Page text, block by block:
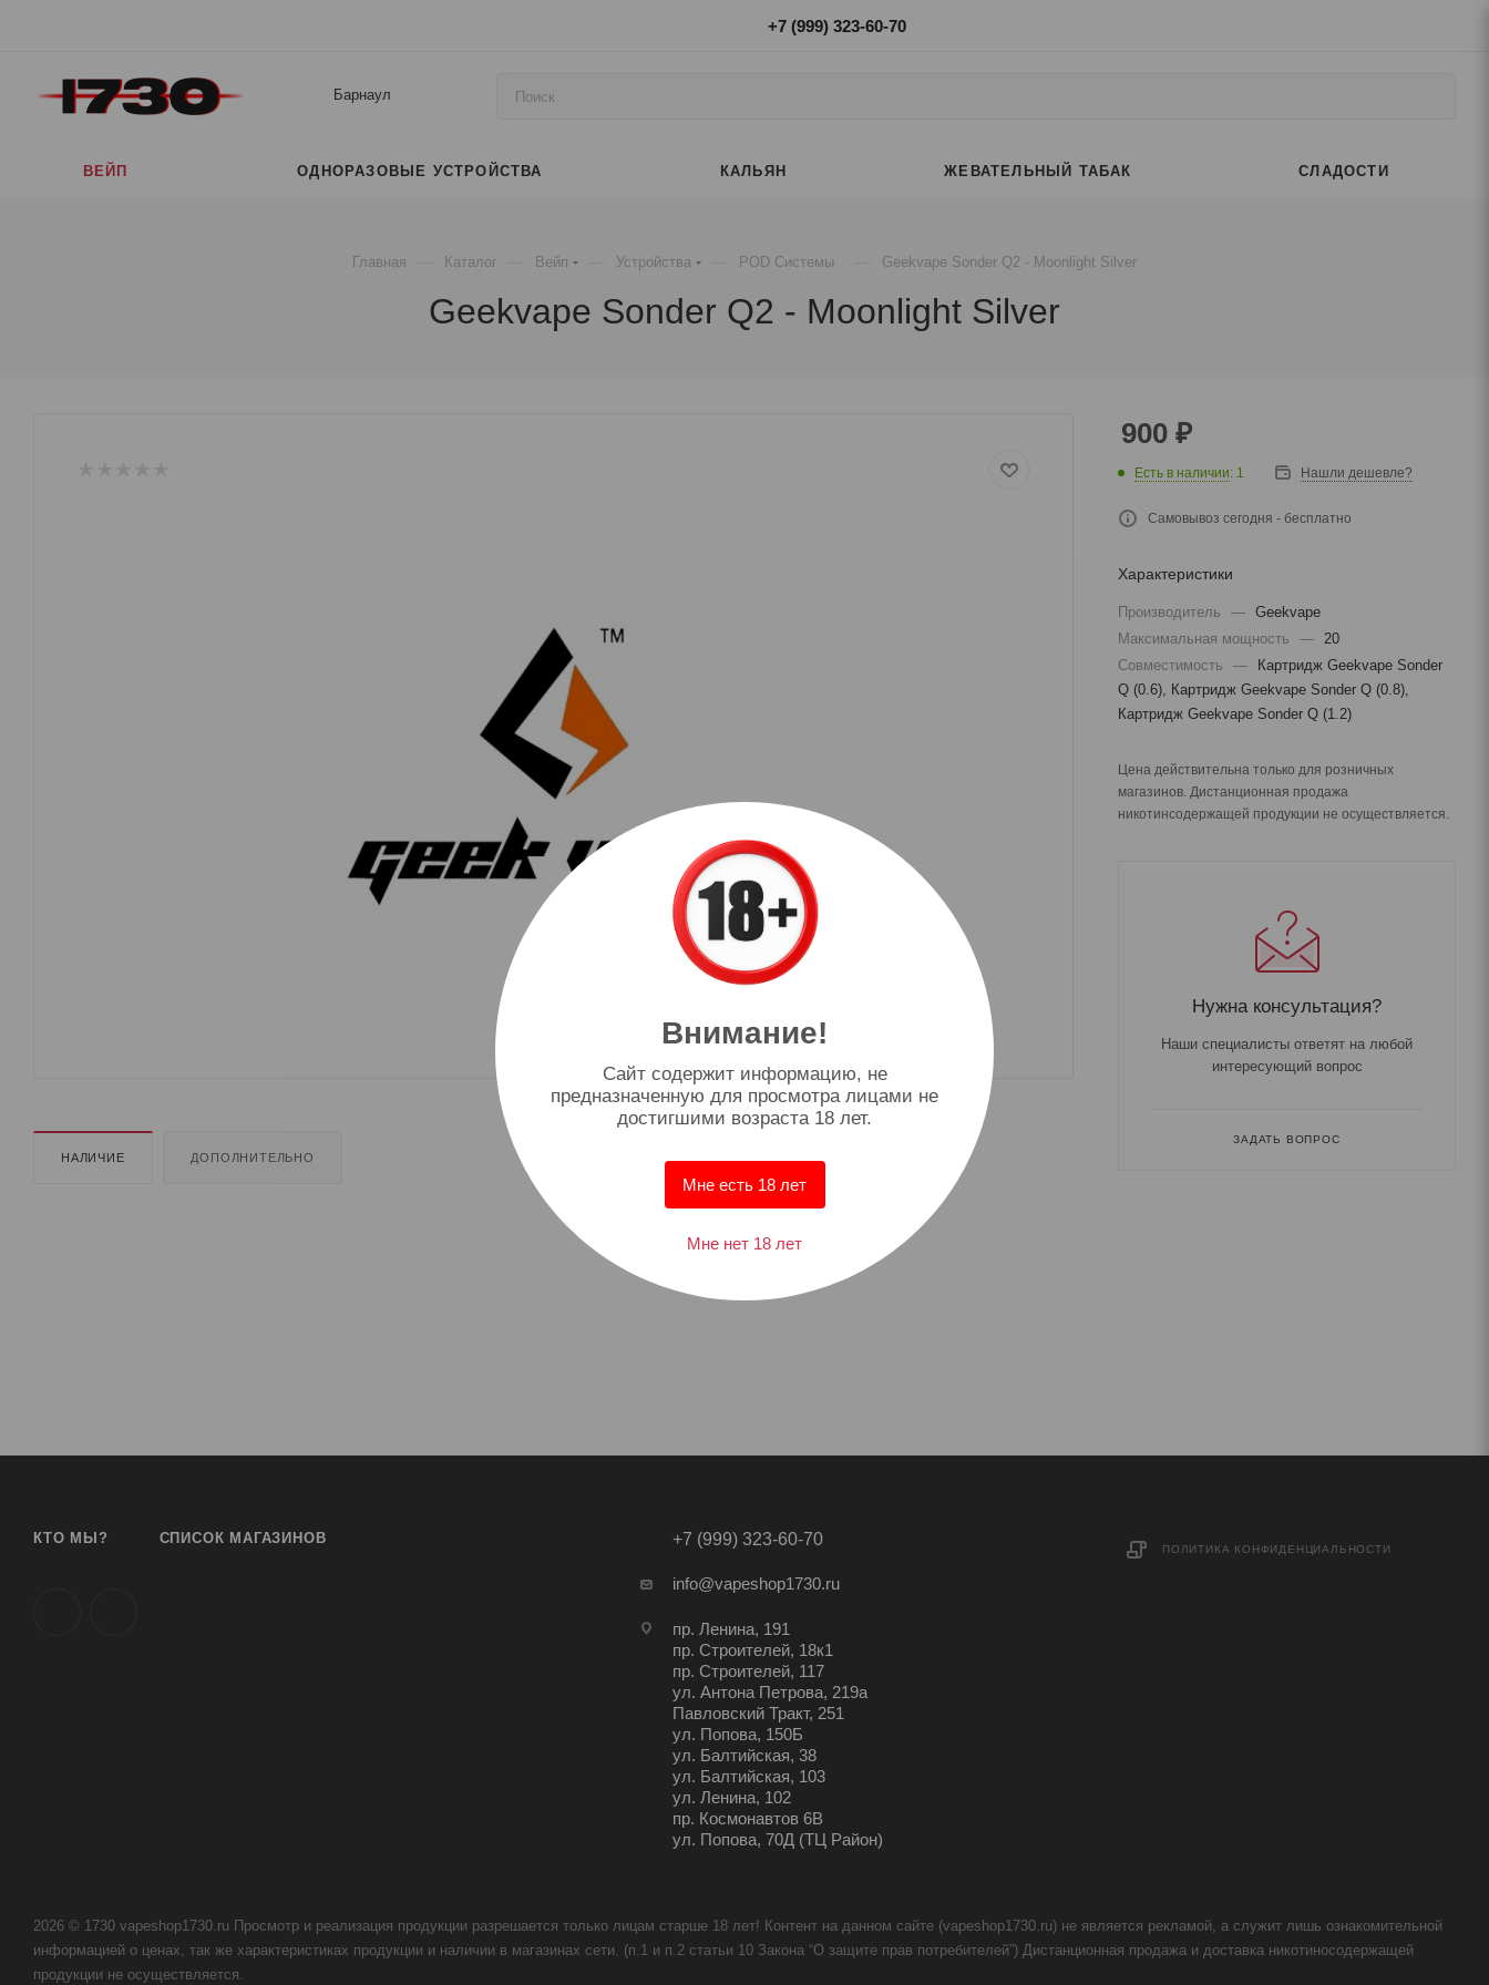
+7 (999) 323-60-70
Барнаул
ВЕЙП ОДНОРАЗОВЫЕ УСТРОЙСТВА КАЛЬЯН ЖЕВАТЕЛЬНЫЙ ТАБАК СЛАДОСТИ
Главная Каталог Вейп Устройства POD Системы Geekvape Sonder Q2 - Moonlight Silver
Geekvape Sonder Q2 - Moonlight Silver
НАЛИЧИЕ ДОПОЛНИТЕЛЬНО
900 ₽
Есть в наличии: 1 Нашли дешевле?
Самовывоз сегодня - бесплатно
Характеристики
Производитель — Geekvape
Максимальная мощность
— 20
Совместимость
—
Картридж Geekvape Sonder
Q (0.6), Картридж Geekvape Sonder Q (0.8),
Картридж Geekvape Sonder Q (1.2)
Цена действительна только для розничных
магазинов. Дистанционная продажа
никотинсодержащей продукции не осуществляется.
Нужна консультация?
Наши специалисты ответят на любой
интересующий вопрос
ЗАДАТЬ ВОПРОС
КТО МЫ? СПИСОК МАГАЗИНОВ +7 (999) 323-60-70
info@vapeshop1730.ru
пр. Ленина, 191
пр. Строителей, 18к1
пр. Строителей, 117
ул. Антона Петрова, 219а
Павловский Тракт, 251
ул. Попова, 150Б
ул. Балтийская, 38
ул. Балтийская, 103
ул. Ленина, 102
пр. Космонавтов 6В
ул. Попова, 70Д (ТЦ Район)
ПОЛИТИКА КОНФИДЕНЦИАЛЬНОСТИ
2026 © 1730 vapeshop1730.ru Просмотр и реализация продукции разрешается только лицам старше 18 лет! Контент на данном сайте (vapeshop1730.ru) не является рекламой, а служит лишь ознакомительной
информацией о ценах, так же характеристиках продукции и наличии в магазинах сети. (п.1 и п.2 статьи 10 Закона “О защите прав потребителей”) Дистанционная продажа и доставка никотиносодержащей
продукции не осуществляется.
Внимание!
Cайт содержит информацию, не
предназначенную для просмотра лицами не
достигшими возраста 18 лет.
Мне есть 18 лет
Мне нет 18 лет